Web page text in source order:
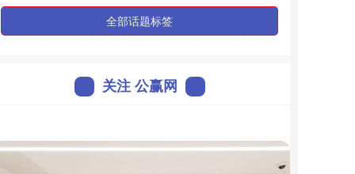
全部话题标签
关注 公赢网